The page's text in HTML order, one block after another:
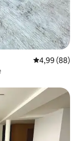
Évaluation
4,99 (88)